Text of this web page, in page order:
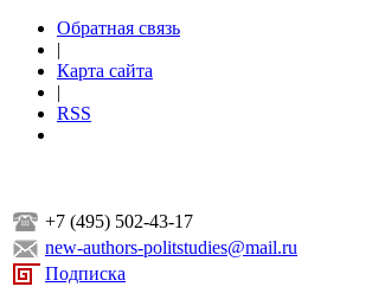
Обратная связь
|
Карта сайта
|
RSS
+7 (495) 502-43-17
new-authors-politstudies@mail.ru
Подписка